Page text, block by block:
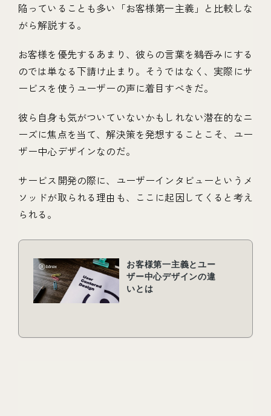
陥っていることも多い「お客様第一主義」と比較しな
がら解説する。
お客様を優先するあまり、彼らの言葉を鵜呑みにする
のでは単なる下請け止まり。そうではなく、実際にサ
ービスを使うユーザーの声に着目すべきだ。
彼ら自身も気がついていないかもしれない潜在的なニ
ーズに焦点を当て、解決策を発想することこそ、ユー
ザー中心デザインなのだ。
サービス開発の際に、ユーザーインタビューというメ
ソッドが取られる理由も、ここに起因してくると考え
られる。